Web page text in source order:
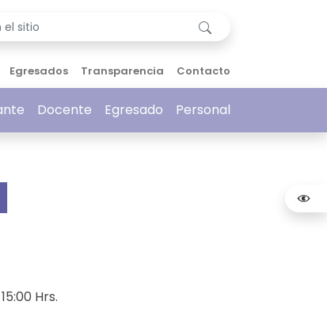
Egresados Transparencia Contacto
Docente Egresado Personal
Hrs.